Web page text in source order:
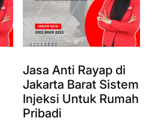
Jasa Anti Rayap di
Jakarta Barat Sistem
Injeksi Untuk Rumah
Pribadi